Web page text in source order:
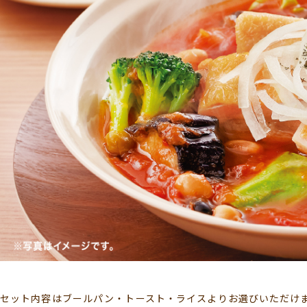
セット内容はブールパン・トースト・ライスよりお選びいただけ